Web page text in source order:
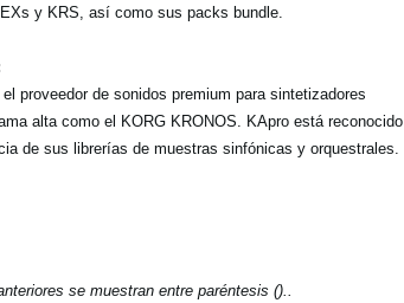
y KRS, así como sus packs bundle.
proveedor de sonidos premium para sintetizadores
alta como el KORG KRONOS. KApro está reconocido
de sus librerías de muestras sinfónicas y orquestrales.
se muestran entre paréntesis ()..